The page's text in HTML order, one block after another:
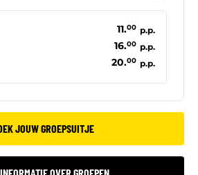
11.00 p.p.
16.00 p.p.
20.00 p.p.
JOUW GROEPSUITJE